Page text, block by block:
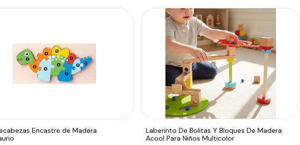
Encastre de Madera
Laberinto De Bolitas Y Bloques De Madera
Acool Para Niños Multicolor